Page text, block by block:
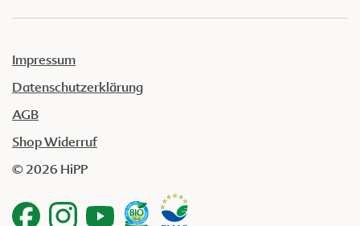
Impressum
Datenschutzerklärung
AGB
Shop Widerruf
© 2026 HiPP